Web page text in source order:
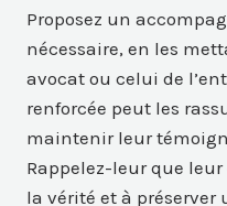
Proposez un
nécessaire, en les
avocat ou celui de
renforcée peut les
maintenir leur
Rappelez-leur que
la vérité et à